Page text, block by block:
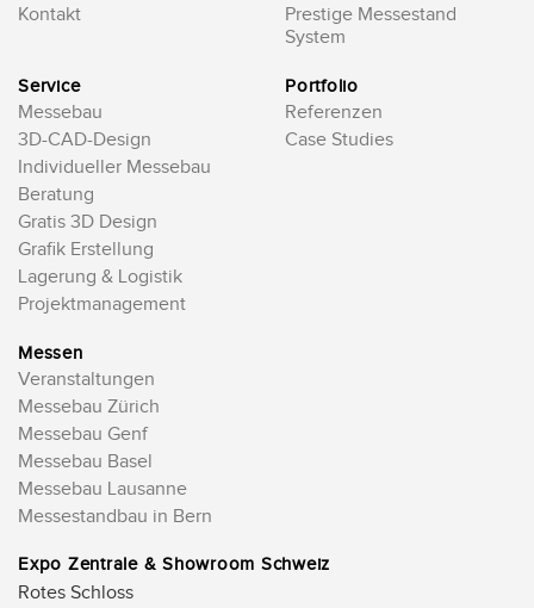
Kontakt
Prestige Messestand
System
Service
Messebau
3D-CAD-Design
Individueller Messebau
Beratung
Gratis 3D Design
Grafik Erstellung
Lagerung & Logistik
Projektmanagement
Portfolio
Referenzen
Case Studies
Messen
Veranstaltungen
Messebau Zürich
Messebau Genf
Messebau Basel
Messebau Lausanne
Messestandbau in Bern
Expo Zentrale & Showroom Schweiz
Rotes Schloss